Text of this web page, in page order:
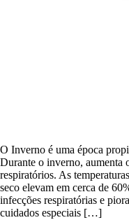
O Inverno é uma época
Durante o inverno, aumenta
respiratórios. As
seco elevam em cerca de
infecções respiratórias e
cuidados especiais […]